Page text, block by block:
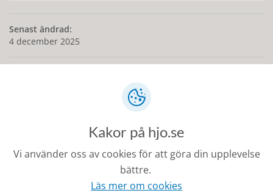
Senast ändrad:
4 december 2025
kommunen@hjo.se
Besöks- och postadress: Torggatan 2, 544 30 Hjo
Kakor på hjo.se
Vi använder oss av cookies för att göra din upplevelse
bättre.
Läs mer om cookies